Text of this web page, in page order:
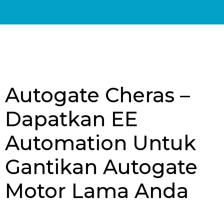
Autogate Cheras –
Dapatkan EE
Automation Untuk
Gantikan Autogate
Motor Lama Anda